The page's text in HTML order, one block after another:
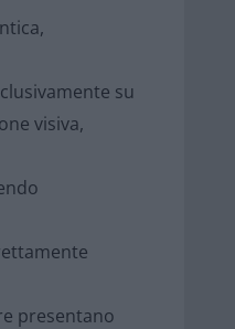
su
visiva,
presentano